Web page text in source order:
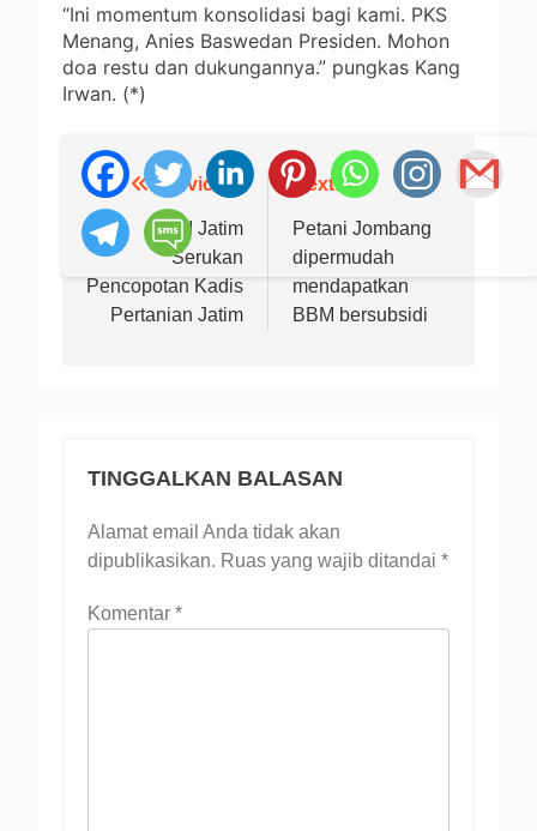
“Ini momentum konsolidasi bagi kami. PKS
Menang, Anies Baswedan Presiden. Mohon
doa restu dan dukungannya.” pungkas Kang
Irwan. (*)
Navigasi
pos
Previous:
MAKI Jatim
Serukan
Pencopotan Kadis
Pertanian Jatim
Next:
Petani Jombang
dipermudah
mendapatkan
BBM bersubsidi
TINGGALKAN BALASAN
Alamat email Anda tidak akan
dipublikasikan. Ruas yang wajib ditandai *
Komentar *